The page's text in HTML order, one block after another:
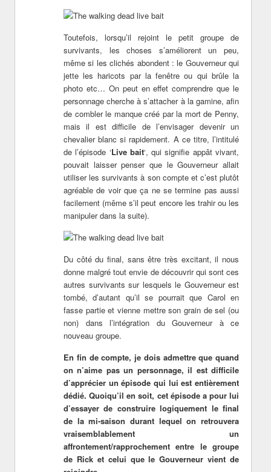
Toutefois, lorsqu’il rejoint le petit groupe de
survivants, les choses s’améliorent un peu,
même si les clichés abondent : le Gouverneur qui
jette les haricots par la fenêtre ou qui brûle la
photo etc… On peut en effet comprendre que le
personnage cherche à s’attacher à la gamine, afin
de combler le manque créé par la mort de Penny,
mais il est difficile de l’envisager devenir un
chevalier blanc si rapidement. A ce titre, l’intitulé
de l’épisode ‘Live bait‘, qui signifie appât vivant,
pouvait laisser penser que le Gouverneur allait
utiliser les survivants à son compte et c’est plutôt
agréable de voir que ça ne se termine pas aussi
facilement (même s’il peut encore les trahir ou les
manipuler dans la suite).
Du côté du final, sans être très excitant, il nous
donne malgré tout envie de découvrir qui sont ces
autres survivants sur lesquels le Gouverneur est
tombé, d’autant qu’il se pourrait que Carol en
fasse partie et vienne mettre son grain de sel (ou
non) dans l’intégration du Gouverneur à ce
nouveau groupe.
En fin de compte, je dois admettre que quand
on n’aime pas un personnage, il est difficile
d’apprécier un épisode qui lui est entièrement
dédié. Quoiqu’il en soit, cet épisode a pour lui
d’essayer de construire logiquement le final
de la mi-saison durant lequel on retrouvera
vraisemblablement un
affrontement/rapprochement entre le groupe
de Rick et celui que le Gouverneur vient de